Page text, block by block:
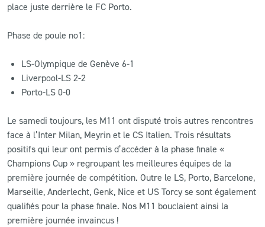
place juste derrière le FC Porto.
Phase de poule no1:
LS-Olympique de Genève 6-1
Liverpool-LS 2-2
Porto-LS 0-0
Le samedi toujours, les M11 ont disputé trois autres rencontres
face à l’Inter Milan, Meyrin et le CS Italien. Trois résultats
positifs qui leur ont permis d’accéder à la phase finale «
Champions Cup » regroupant les meilleures équipes de la
première journée de compétition. Outre le LS, Porto, Barcelone,
Marseille, Anderlecht, Genk, Nice et US Torcy se sont également
qualifiés pour la phase finale. Nos M11 bouclaient ainsi la
première journée invaincus !